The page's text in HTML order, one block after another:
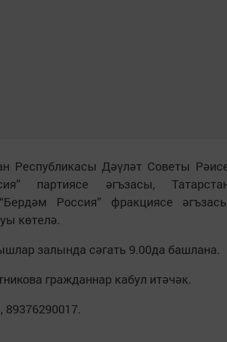
Республикасы Дәүләт Советы
партиясе әгъзасы,
Россия” фракциясе
көтелә.
залында сәгать 9.00да башлана.
гражданнар кабул итәчәк.
89376290017.